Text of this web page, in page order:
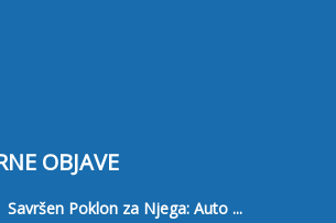
OBJAVE
Savršen Poklon za Njega: Auto ...